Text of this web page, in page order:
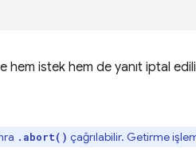
istek hem de yanıt iptal
.abort() çağrılabilir. Getirme